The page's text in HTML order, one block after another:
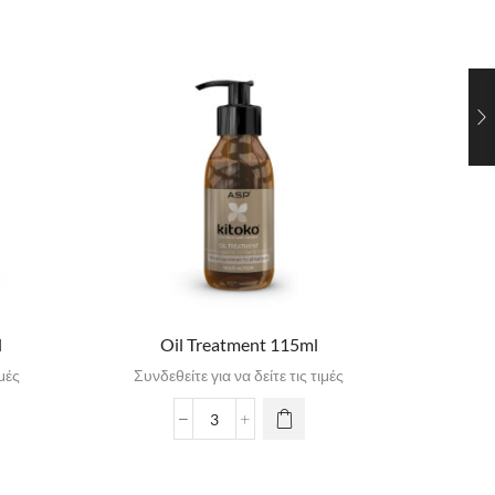
Oil Treatment 115ml
Συνδεθείτε για να δείτε τις τιμές